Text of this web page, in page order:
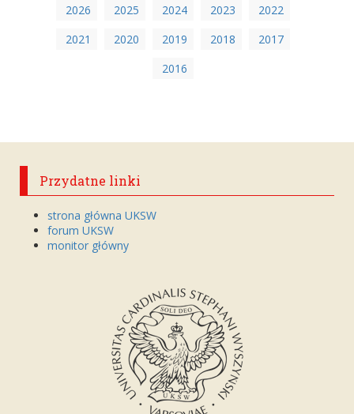
2026 2025 2024 2023
2022
2021
2020 2019 2018
2017
2016
Przydatne linki
strona główna UKSW
forum UKSW
monitor główny